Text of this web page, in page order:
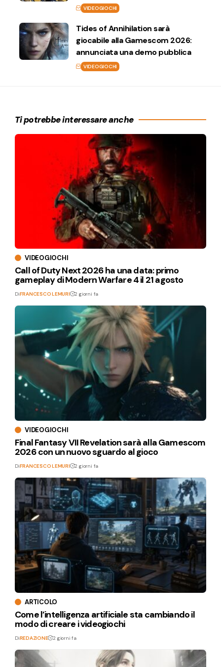
VIDEOGIOCHI
Tides of Annihilation sarà
giocabile alla Gamescom 2026:
annunciata una demo pubblica
VIDEOGIOCHI
Ti potrebbe interessare anche
VIDEOGIOCHI
Call of Duty Next 2026 ha una data: primo
gameplay di Modern Warfare 4 il 21 agosto
DiFRANCESCO LEMURI 2 giorni fa
VIDEOGIOCHI
Final Fantasy VII Revelation sarà alla Gamescom
2026 con un nuovo sguardo al gioco
DiFRANCESCO LEMURI 2 giorni fa
ARTICOLO
Come l’intelligenza artificiale sta cambiando il
modo di creare i videogiochi
DiREDAZIONE 2 giorni fa